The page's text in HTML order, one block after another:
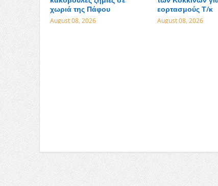
χωριά της Πάφου
August 08, 2026
εορτασμούς Τ/κ
August 08, 2026